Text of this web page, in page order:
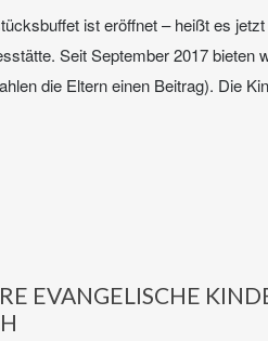
ist eröffnet – heißt es
Seit September 2017 bieten
die Eltern einen Beitrag). Die
EVANGELISCHE